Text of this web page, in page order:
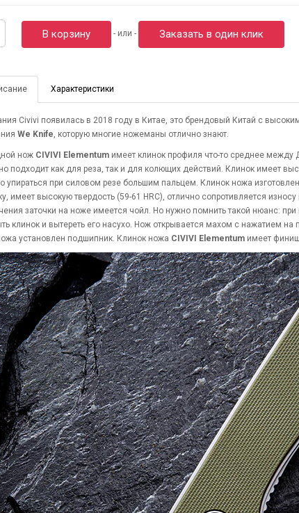
В корзину - или - Заказать в один клик
Характеристики
Civivi появилась в 2018 году в Китае, это брендовый Китай с
We Knife , которую многие ножеманы отлично знают.
нож CIVIVI Elementumимеет клинок профиля что-то среднее между
подходит как для реза, так и для колющих действий. Клинок имеет
упираться при силовом резе большим пальцем. Клинок ножа
имеет высокую твердость (59-61 HRC), отлично сопротивляется
заточки на ноже имеется чойл. Но нужно помнить такой нюанс:
клинок и вытереть его насухо. Нож открывается махом с нажатием
установлен подшипник. Клинок ножа CIVIVI Elementum имеет